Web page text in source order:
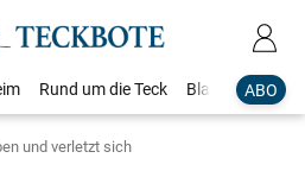
ABO
Rund um die Teck Blaulicht
und verletzt sich